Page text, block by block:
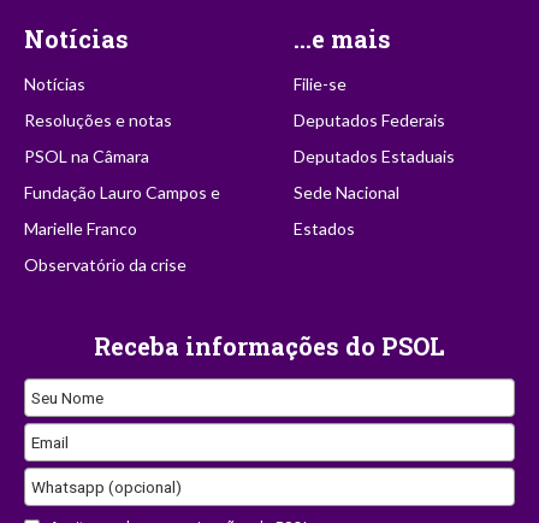
Notícias
Notícias
Resoluções e notas
PSOL na Câmara
Fundação Lauro Campos e
Marielle Franco
Observatório da crise
...e mais
Filie-se
Deputados Federais
Deputados Estaduais
Sede Nacional
Estados
Receba informações do PSOL
Seu Nome
Email
Whatsapp (opcional)